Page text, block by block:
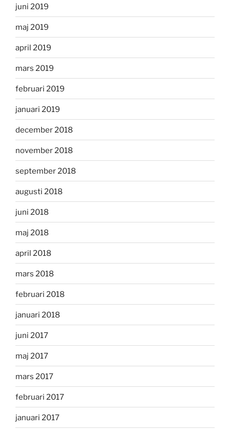
juni 2019
maj 2019
april 2019
mars 2019
februari 2019
januari 2019
december 2018
november 2018
september 2018
augusti 2018
juni 2018
maj 2018
april 2018
mars 2018
februari 2018
januari 2018
juni 2017
maj 2017
mars 2017
februari 2017
januari 2017